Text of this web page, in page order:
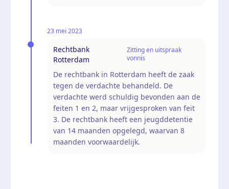
23 mei 2023
Rechtbank
Rotterdam
Zitting en uitspraak
vonnis
De rechtbank in Rotterdam heeft de zaak
tegen de verdachte behandeld. De
verdachte werd schuldig bevonden aan de
feiten 1 en 2, maar vrijgesproken van feit
3. De rechtbank heeft een jeugddetentie
van 14 maanden opgelegd, waarvan 8
maanden voorwaardelijk.